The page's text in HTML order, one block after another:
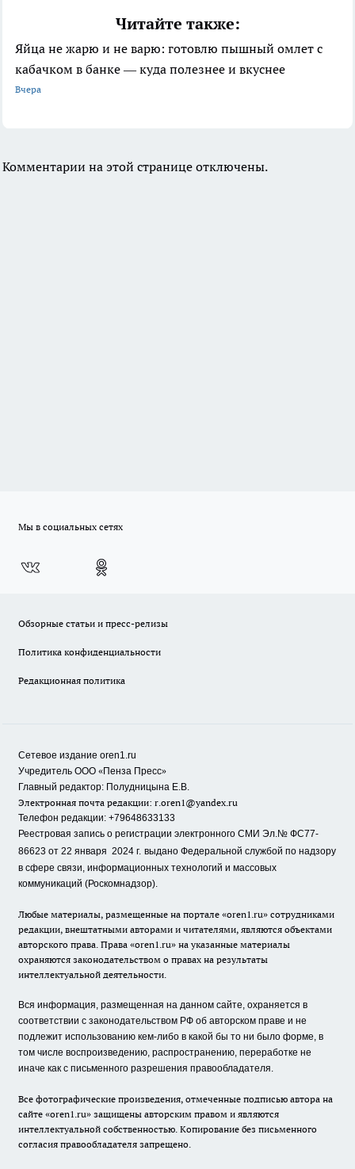
Читайте также:
Яйца не жарю и не варю: готовлю пышный омлет с
кабачком в банке — куда полезнее и вкуснее
Вчера
Комментарии на этой странице отключены.
Мы в социальных сетях
Обзорные статьи и пресс-релизы
Политика конфиденциальности
Редакционная политика
Сетевое издание oren1.ru
Учредитель ООО «Пенза Пресс»
Главный редактор: Полудницына Е.В.
Электронная почта редакции: r.oren1@yandex.ru
Телефон редакции: +79648633133
Реестровая запись о регистрации электронного СМИ Эл.№ ФС77-
86623 от 22 января 2024 г. выдано Федеральной службой по надзору
в сфере связи, информационных технологий и массовых
коммуникаций (Роскомнадзор).
Любые материалы, размещенные на портале «oren1.ru» сотрудниками
редакции, внештатными авторами и читателями, являются объектами
авторского права. Права «oren1.ru» на указанные материалы
охраняются законодательством о правах на результаты
интеллектуальной деятельности.
Вся информация, размещенная на данном сайте, охраняется в
соответствии с законодательством РФ об авторском праве и не
подлежит использованию кем-либо в какой бы то ни было форме, в
том числе воспроизведению, распространению, переработке не
иначе как с письменного разрешения правообладателя.
Все фотографические произведения, отмеченные подписью автора на
сайте «oren1.ru» защищены авторским правом и являются
интеллектуальной собственностью. Копирование без письменного
согласия правообладателя запрещено.